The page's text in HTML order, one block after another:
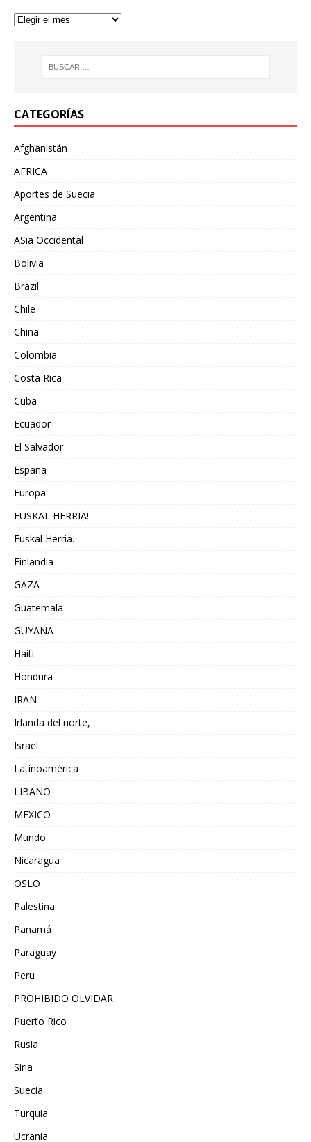
CATEGORÍAS
Afghanistán
AFRICA
Aportes de Suecia
Argentina
ASia Occidental
Bolivia
Brazil
Chile
China
Colombia
Costa Rica
Cuba
Ecuador
El Salvador
España
Europa
EUSKAL HERRIA!
Euskal Herria.
Finlandia
GAZA
Guatemala
GUYANA
Haiti
Hondura
IRAN
Irlanda del norte,
Israel
Latinoamérica
LIBANO
MEXICO
Mundo
Nicaragua
OSLO
Palestina
Panamá
Paraguay
Peru
PROHIBIDO OLVIDAR
Puerto Rico
Rusia
Siria
Suecia
Turquia
Ucrania